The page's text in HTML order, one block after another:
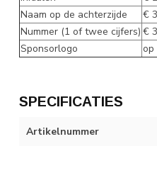
Naam op de achterzijde
€
Nummer (1 of twee cijfers) €
Sponsorlogo
op
SPECIFICATIES
Artikelnummer